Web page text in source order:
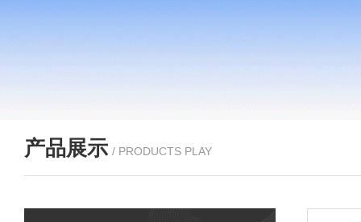
产品展示 / PRODUCTS PLAY